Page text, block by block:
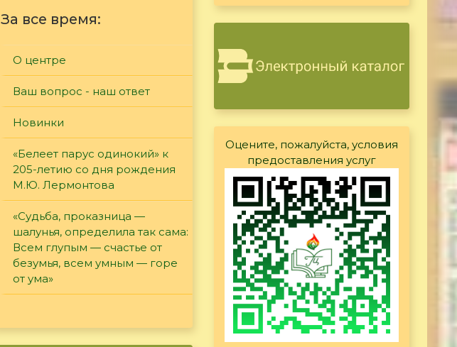
За все время:
О центре
Ваш вопрос - наш ответ
Новинки
«Белеет парус одинокий» к
205-летию со дня рождения
М.Ю. Лермонтова
«Судьба, проказница —
шалунья, определила так сама:
Всем глупым — счастье от
безумья, всем умным — горе
от ума»
Оцените, пожалуйста, условия
предоставления услуг